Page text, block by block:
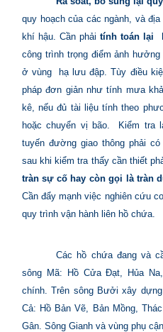
quy hoạch của các ngành, và
khí hậu. Cần phảitính toán lại
công trình trọng điểm ảnh
ở vùng
hạ lưu đập. Tùy điều
pháp đơn giản như tính mưa
kê, nếu đủ tài liệu tính theo
hoặc chuyển vị bão.
Kiểm tra
tuyến đường giao thông phải
sau khi kiểm tra thấy cần thiết
tràn sự cố hay còn gọi là tràn
Cần đẩy mạnh việc nghiên cứu
quy trình vận hành liên hồ chứa.
Các hồ chứa đang và
sông Mã: Hồ Cửa Đạt, Hủa
chính. Trên sông Bưởi xây dựng
Cả: Hồ Bản Vẽ, Bản Mồng,
Gân. Sông Gianh và vùng phụ